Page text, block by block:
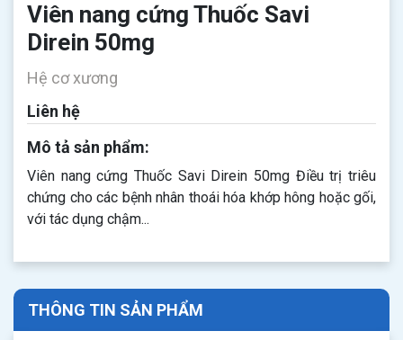
Viên nang cứng Thuốc Savi
Direin 50mg
Hệ cơ xương
Liên hệ
Mô tả sản phẩm:
Viên nang cứng Thuốc Savi Direin 50mg Điều trị triêu
chứng cho các bệnh nhân thoái hóa khớp hông hoặc gối,
với tác dụng chậm...
THÔNG TIN SẢN PHẨM